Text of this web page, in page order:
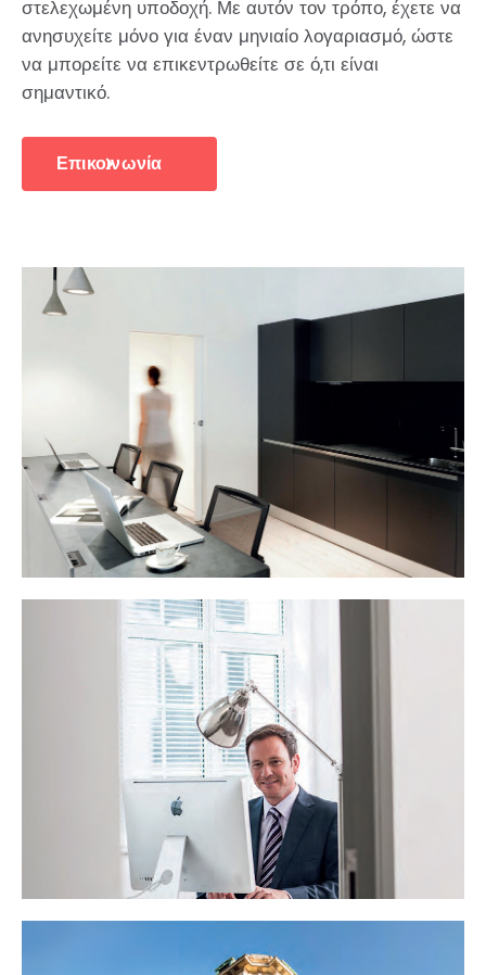
στελεχωμένη υποδοχή. Με αυτόν τον τρόπο, έχετε να
ανησυχείτε μόνο για έναν μηνιαίο λογαριασμό, ώστε
να μπορείτε να επικεντρωθείτε σε ό,τι είναι
σημαντικό.
Επικοινωνία